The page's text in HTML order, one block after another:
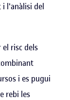
i l'anàlisi del
el risc dels
i es pugui
rebi les